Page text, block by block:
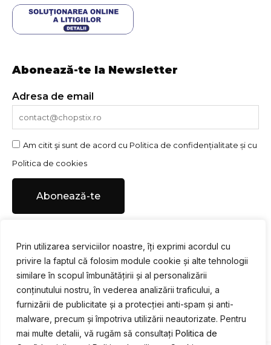
Prin utilizarea serviciilor noastre, îți exprimi acordul cu
privire la faptul că folosim module cookie și alte tehnologii
similare în scopul îmbunătățirii și al personalizării
conținutului nostru, în vederea analizării traficului, a
furnizării de publicitate și a protecției anti-spam și anti-
malware, precum și împotriva utilizării neautorizate. Pentru
mai multe detalii, vă rugăm să consultați Politica de
Abonează-te la Newsletter
Adresa de email
Am citit şi sunt de acord cu Politica de confidențialitate și cu
Politica de cookies
Abonează-te
Urmărește-ne pe social media
F
a
c
e
I
n
s
t
Y
o
u
t